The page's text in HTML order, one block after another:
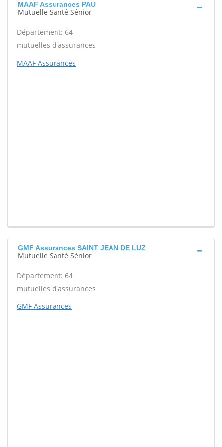
MAAF Assurances PAU
Mutuelle Santé Sénior
Département: 64
mutuelles d'assurances
MAAF Assurances
GMF Assurances SAINT JEAN DE LUZ
Mutuelle Santé Sénior
Département: 64
mutuelles d'assurances
GMF Assurances